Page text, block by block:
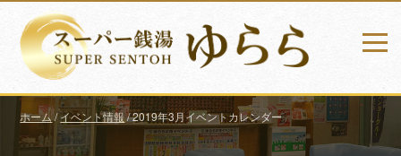
ホーム /イベント情報/2019年3月イベントカレンダー